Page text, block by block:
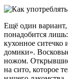
Ещё один
понадобится
кухонное ситечко
домики».
ножом.
на сито, которое